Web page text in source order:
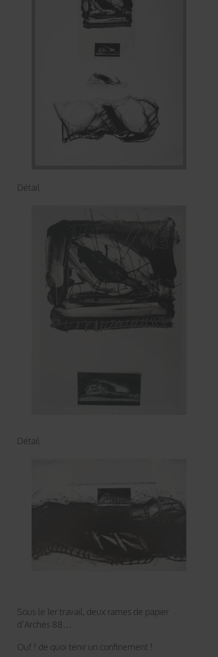
Détail
Détail
Sous le 1er travail, deux rames de papier
d’Arches 88…
Ouf ! de quoi tenir un confinement !